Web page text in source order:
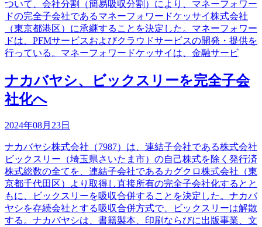
ついて、会社分割（簡易吸収分割）により、マネーフォワー
ドの完全子会社であるマネーフォワードケッサイ株式会社
（東京都港区）に承継することを決定した。マネーフォワー
ドは、PFMサービスおよびクラウドサービスの開発・提供を
行っている。マネーフォワードケッサイは、金融サービ
ナカバヤシ、ビックスリーを完全子会
社化へ
2024年08月23日
ナカバヤシ株式会社（7987）は、連結子会社である株式会社
ビックスリー（埼玉県さいたま市）の自己株式を除く発行済
株式総数の全てを、連結子会社であるカグクロ株式会社（東
京都千代田区）より取得し直接所有の完全子会社化するとと
もに、ビックスリーを吸収合併することを決定した。ナカバ
ヤシを存続会社とする吸収合併方式で、ビックスリーは解散
する。ナカバヤシは、書籍製本、印刷ならびに出版事業、文